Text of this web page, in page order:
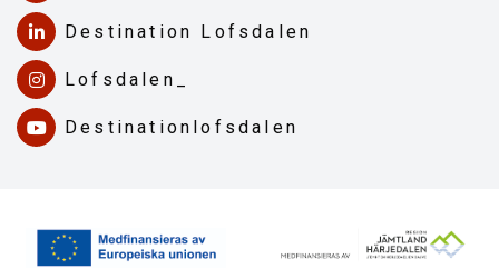
Destination Lofsdalen
Lofsdalen_
Destinationlofsdalen